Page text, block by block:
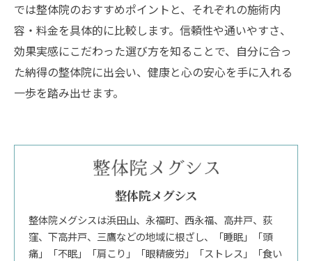
では整体院のおすすめポイントと、それぞれの施術内
容・料金を具体的に比較します。信頼性や通いやすさ、
効果実感にこだわった選び方を知ることで、自分に合っ
た納得の整体院に出会い、健康と心の安心を手に入れる
一歩を踏み出せます。
整体院メグシス
整体院メグシスは浜田山、永福町、西永福、高井戸、荻
窪、下高井戸、三鷹などの地域に根ざし、「睡眠」「頭
痛」「不眠」「肩こり」「眼精疲労」「ストレス」「食い